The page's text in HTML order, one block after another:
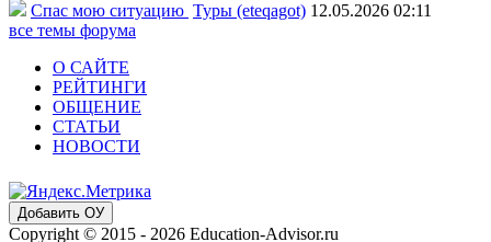
Спас мою ситуацию Туры (eteqagot) 12.05.2026 02:11
все темы форума
О САЙТЕ
РЕЙТИНГИ
ОБЩЕНИЕ
СТАТЬИ
НОВОСТИ
Добавить ОУ
Copyright © 2015 - 2026 Education-Advisor.ru